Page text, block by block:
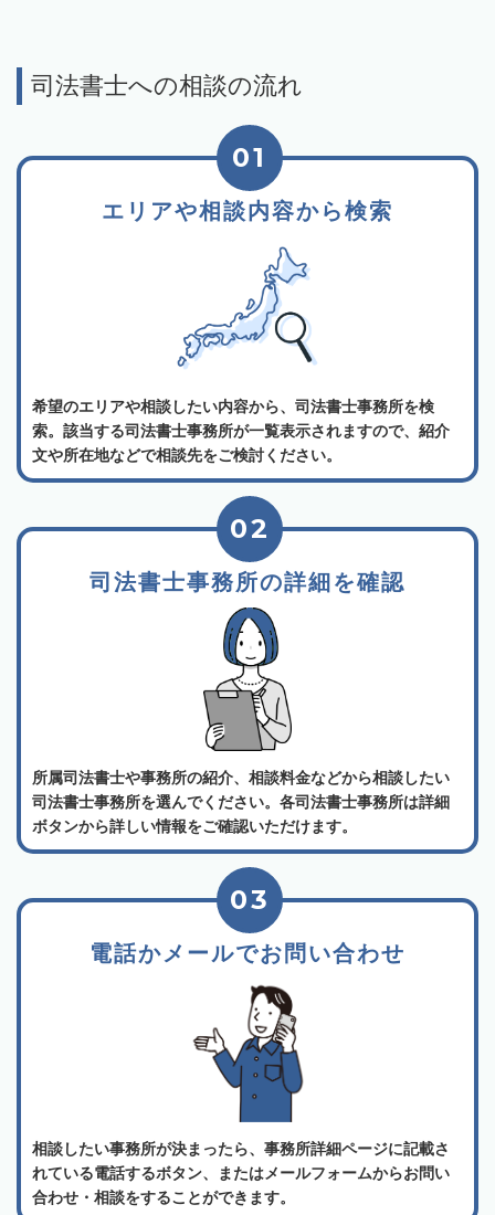
司法書士への相談の流れ
エリアや相談内容から検索
01
希望のエリアや相談したい内容から、司法書士事務所を検
索。該当する司法書士事務所が一覧表示されますので、紹介
文や所在地などで相談先をご検討ください。
司法書士事務所の詳細を確認
02
所属司法書士や事務所の紹介、相談料金などから相談したい
司法書士事務所を選んでください。各司法書士事務所は詳細
ボタンから詳しい情報をご確認いただけます。
電話かメールでお問い合わせ
03
相談したい事務所が決まったら、事務所詳細ページに記載さ
れている電話するボタン、またはメールフォームからお問い
合わせ・相談をすることができます。